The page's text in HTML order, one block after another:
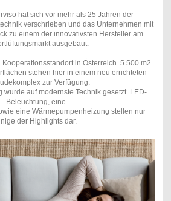
hat sich vor mehr als 25 Jahren der
verschrieben und das Unternehmen mit
zu einem der innovativsten Hersteller am
ausgebaut.
in Österreich. 5.500 m2
stehen hier in einem neu errichteten
zur Verfügung.
wurde auf modernste Technik gesetzt. LED-
Beleuchtung, eine
eine Wärmepumpenheizung stellen nur
der Highlights dar.